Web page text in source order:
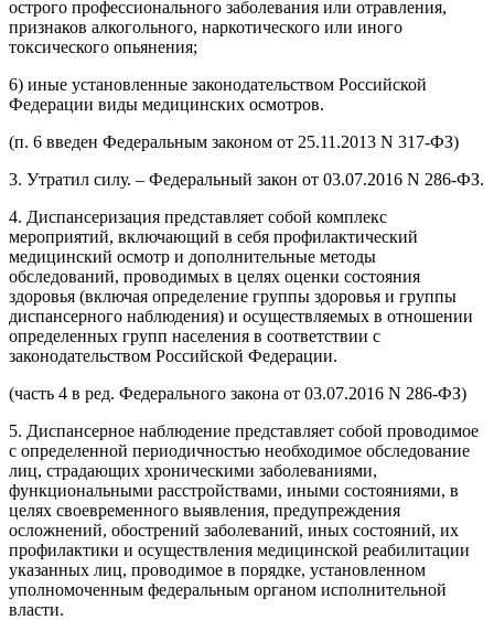
острого профессионального заболевания или отравления,
признаков алкогольного, наркотического или иного
токсического опьянения;
6) иные установленные законодательством Российской
Федерации виды медицинских осмотров.
(п. 6 введен Федеральным законом от 25.11.2013 N 317-ФЗ)
3. Утратил силу. – Федеральный закон от 03.07.2016 N 286-ФЗ.
4. Диспансеризация представляет собой комплекс
мероприятий, включающий в себя профилактический
медицинский осмотр и дополнительные методы
обследований, проводимых в целях оценки состояния
здоровья (включая определение группы здоровья и группы
диспансерного наблюдения) и осуществляемых в отношении
определенных групп населения в соответствии с
законодательством Российской Федерации.
(часть 4 в ред. Федерального закона от 03.07.2016 N 286-ФЗ)
5. Диспансерное наблюдение представляет собой проводимое
с определенной периодичностью необходимое обследование
лиц, страдающих хроническими заболеваниями,
функциональными расстройствами, иными состояниями, в
целях своевременного выявления, предупреждения
осложнений, обострений заболеваний, иных состояний, их
профилактики и осуществления медицинской реабилитации
указанных лиц, проводимое в порядке, установленном
уполномоченным федеральным органом исполнительной
власти.